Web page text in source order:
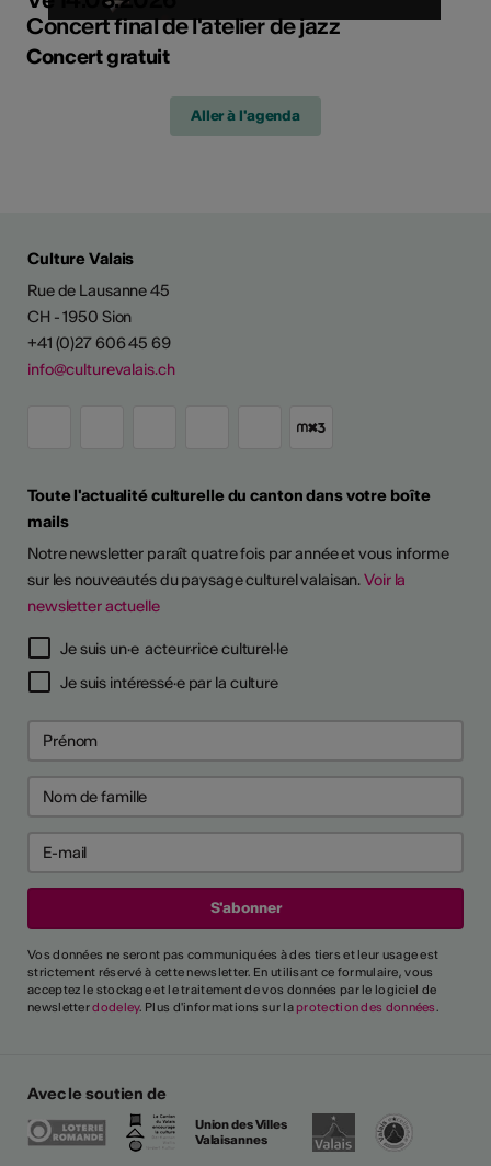
Concert final de l'atelier de jazz
Concert gratuit
Aller à l'agenda
Culture Valais
Rue de Lausanne 45
CH - 1950 Sion
+41 (0)27 606 45 69
info@culturevalais.ch
Toute l'actualité culturelle du canton dans votre boîte
mails
Notre newsletter paraît quatre fois par année et vous informe
sur les nouveautés du paysage culturel valaisan.Voir la
newsletter actuelle
Je suis un·e acteur·rice culturel·le
Je suis intéressé·e par la culture
Vos données ne seront pas communiquées à des tiers et leur usage est
strictement réservé à cette newsletter. En utilisant ce formulaire, vous
acceptez le stockage et le traitement de vos données par le logiciel de
newsletterdodeley. Plus d'informations sur la protection des données.
Avec le soutien de
Union des Villes
Valaisannes